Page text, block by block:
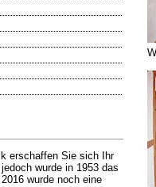
erschaffen Sie sich Ihr
wurde in 1953 das
wurde noch eine